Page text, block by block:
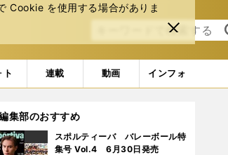
Cookie を使⽤する場合がありま
閉じ
る
検
ト 連載 動画 インフォ
べた」過酷な日々が「今の私をつくってくれ
集部のおすすめ
スポルティーバ バレーボール特
集号 Vol.4 6月30日発売